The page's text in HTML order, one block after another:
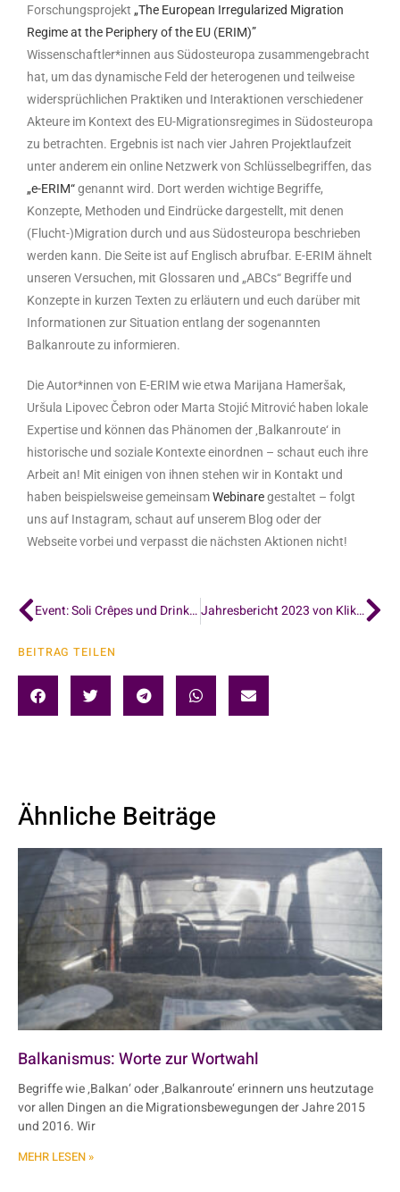
Forschungsprojekt „The European Irregularized Migration
Regime at the Periphery of the EU (ERIM)”
Wissenschaftler*innen aus Südosteuropa zusammengebracht
hat, um das dynamische Feld der heterogenen und teilweise
widersprüchlichen Praktiken und Interaktionen verschiedener
Akteure im Kontext des EU-Migrationsregimes in Südosteuropa
zu betrachten. Ergebnis ist nach vier Jahren Projektlaufzeit
unter anderem ein online Netzwerk von Schlüsselbegriffen, das
„e-ERIM“genannt wird. Dort werden wichtige Begriffe,
Konzepte, Methoden und Eindrücke dargestellt, mit denen
(Flucht-)Migration durch und aus Südosteuropa beschrieben
werden kann. Die Seite ist auf Englisch abrufbar. E-ERIM ähnelt
unseren Versuchen, mit Glossaren und „ABCs“ Begriffe und
Konzepte in kurzen Texten zu erläutern und euch darüber mit
Informationen zur Situation entlang der sogenannten
Balkanroute zu informieren.
Die Autor*innen von E-ERIM wie etwa Marijana Hameršak,
Uršula Lipovec Čebron oder Marta Stojić Mitrović haben lokale
Expertise und können das Phänomen der ‚Balkanroute‘ in
historische und soziale Kontexte einordnen – schaut euch ihre
Arbeit an! Mit einigen von ihnen stehen wir in Kontakt und
haben beispielsweise gemeinsamWebinaregestaltet – folgt
uns auf Instagram, schaut auf unserem Blog oder der
Webseite vorbei und verpasst die nächsten Aktionen nicht!
Event: Soli Crêpes und Drinks für Balkanbrücke Jahresbericht 2023 von KlikAktiv
BEITRAG TEILEN
Ähnliche Beiträge
Balkanismus: Worte zur Wortwahl
Begriffe wie ‚Balkan‘ oder ‚Balkanroute‘ erinnern uns heutzutage
vor allen Dingen an die Migrationsbewegungen der Jahre 2015
und 2016. Wir
MEHR LESEN »